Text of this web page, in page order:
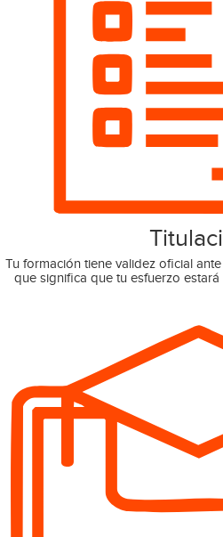
Tu formación tiene validez oficial
que significa que tu esfuerzo